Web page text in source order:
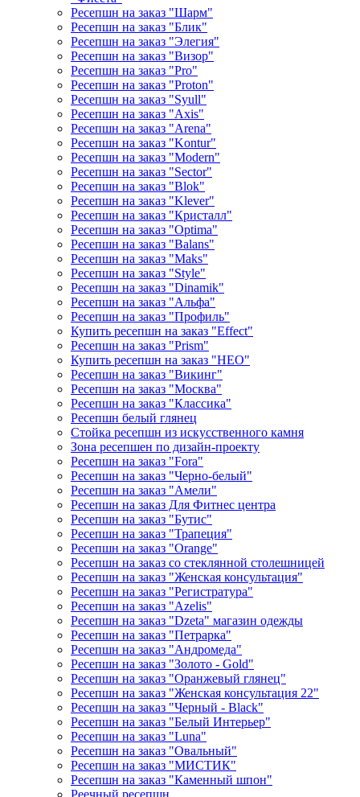
Ресепшн на заказ "Шарм"
Ресепшн на заказ "Блик"
Ресепшн на заказ "Элегия"
Ресепшн на заказ "Визор"
Ресепшн на заказ "Pro"
Ресепшн на заказ "Proton"
Ресепшн на заказ "Syull"
Ресепшн на заказ "Axis"
Ресепшн на заказ "Arena"
Ресепшн на заказ "Kontur"
Ресепшн на заказ "Modern"
Ресепшн на заказ "Sector"
Ресепшн на заказ "Blok"
Ресепшн на заказ "Klever"
Ресепшн на заказ "Кристалл"
Ресепшн на заказ "Optima"
Ресепшн на заказ "Balans"
Ресепшн на заказ "Maks"
Ресепшн на заказ "Style"
Ресепшн на заказ "Dinamik"
Ресепшн на заказ "Альфа"
Ресепшн на заказ "Профиль"
Купить ресепшн на заказ "Effect"
Ресепшн на заказ "Prism"
Купить ресепшн на заказ "НЕО"
Ресепшн на заказ "Викинг"
Ресепшн на заказ "Москва"
Ресепшн на заказ "Классика"
Ресепшн белый глянец
Стойка ресепшн из искусственного камня
Зона ресепшен по дизайн-проекту
Ресепшн на заказ "Fora"
Ресепшн на заказ "Черно-белый"
Ресепшн на заказ "Амели"
Ресепшн на заказ Для Фитнес центра
Ресепшн на заказ "Бутис"
Ресепшн на заказ "Трапеция"
Ресепшн на заказ "Orange"
Ресепшн на заказ со стеклянной столешницей
Ресепшн на заказ "Женская консультация"
Ресепшн на заказ "Регистратура"
Ресепшн на заказ "Azelis"
Ресепшн на заказ "Dzeta" магазин одежды
Ресепшн на заказ "Петрарка"
Ресепшн на заказ "Андромеда"
Ресепшн на заказ "Золото - Gold"
Ресепшн на заказ "Оранжевый глянец"
Ресепшн на заказ "Женская консультация 22"
Ресепшн на заказ "Черный - Black"
Ресепшн на заказ "Белый Интерьер"
Ресепшн на заказ "Luna"
Ресепшн на заказ "Овальный"
Ресепшн на заказ "МИСТИК"
Ресепшн на заказ "Каменный шпон"
Реечный ресепшн